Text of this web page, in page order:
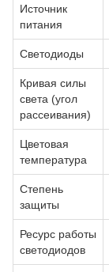
Источник
питания
Светодиоды
Кривая силы
света (угол
рассеивания)
Цветовая
температура
Степень
защиты
Ресурс работы
светодиодов